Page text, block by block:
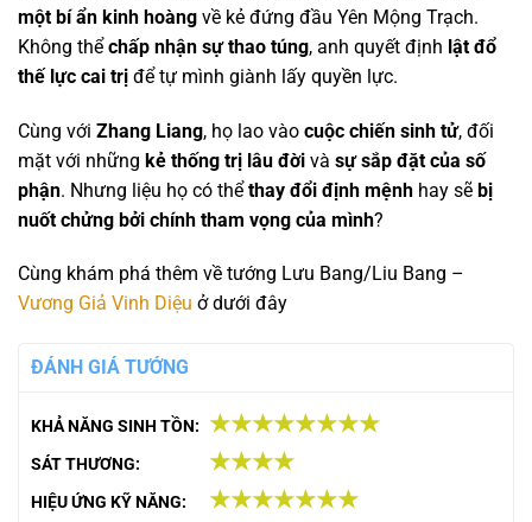
một bí ẩn kinh hoàng về kẻ đứng đầu Yên Mộng Trạch.
Không thểchấp nhận sự thao túng, anh quyết định lật đổ
thế lực cai trị để tự mình giành lấy quyền lực.
Cùng với Zhang Liang, họ lao vào cuộc chiến sinh tử, đối
mặt với những kẻ thống trị lâu đời và sự sắp đặt của số
phận. Nhưng liệu họ có thểthay đổi định mệnh hay sẽ bị
nuốt chửng bởi chính tham vọng của mình?
Cùng khám phá thêm về tướng Lưu Bang/Liu Bang –
Vương Giả Vinh Diệu ở dưới đây
ĐÁNH GIÁ TƯỚNG
KHẢ NĂNG SINH TỒN: ★★★★★★★★
SÁT THƯƠNG: ★★★★
HIỆU ỨNG KỸ NĂNG: ★★★★★★★